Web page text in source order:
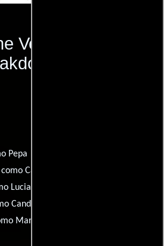
Verge of a
Pepa
como Carlos
Lucia
Candela
Marisa